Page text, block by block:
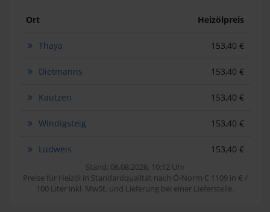
Ort Heizölpreis
Thaya 153,40 €
Dietmanns 153,40 €
Kautzen 153,40 €
Windigsteig 153,40 €
Ludweis 153,40 €
Stand: 06.08.2026, 10:12 Uhr
Preise für Heizöl in Standardqualität nach Ö-Norm C 1109 in € /
100 Liter inkl. MwSt. und Lieferung bei einer Lieferstelle.